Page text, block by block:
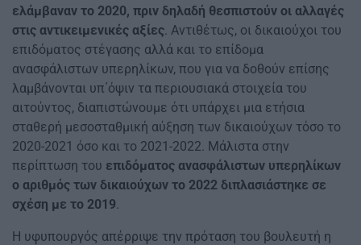
ελάμβαναν το 2020, πριν δηλαδή θεσπιστούν οι αλλαγές
στις αντικειμενικές αξίες. Αντιθέτως, οι δικαιούχοι του
επιδόματος στέγασης αλλά και το επίδομα
ανασφάλιστων υπερηλίκων, που για να δοθούν επίσης
λαμβάνονται υπ΄όψιν τα περιουσιακά στοιχεία του
αιτούντος, διαπιστώνουμε ότι υπάρχει μια ετήσια
σταθερή μεσοσταθμική αύξηση των δικαιούχων τόσο το
2020-2021 όσο και το 2021-2022. Μάλιστα στην
περίπτωση του επιδόματος ανασφάλιστων υπερηλίκων
ο αριθμός των δικαιούχων το 2022 διπλασιάστηκε σε
σχέση με το 2019.
Η υφυπουργός απέρριψε την πρόταση του βουλευτή η